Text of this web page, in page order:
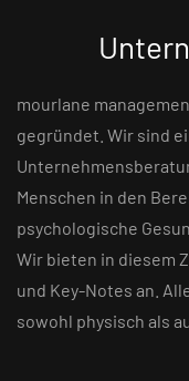
mourlane
gegründet. Wir sind
Menschen in den
psychologische
Wir bieten in diesem
und Key-Notes an.
sowohl physisch als